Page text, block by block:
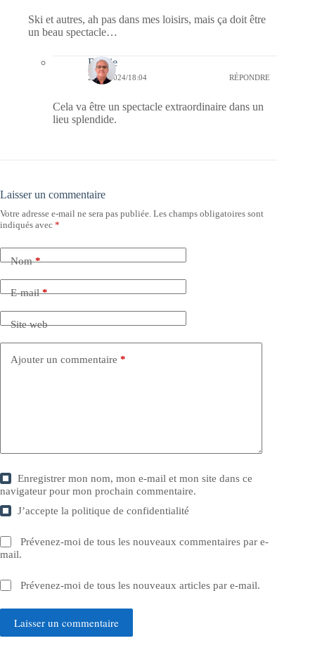
Ski et autres, ah pas dans mes loisirs, mais ça doit être
un beau spectacle…
Bernie
26/11/2024/18:04 RÉPONDRE
Cela va être un spectacle extraordinaire dans un
lieu splendide.
Laisser un commentaire
Votre adresse e-mail ne sera pas publiée. Les champs obligatoires sont
indiqués avec *
Nom*
E-mail*
Site web
Ajouter un commentaire *
Enregistrer mon nom, mon e-mail et mon site dans ce
navigateur pour mon prochain commentaire.
J’accepte lapolitique de confidentialité
Prévenez-moi de tous les nouveaux commentaires par e-
mail.
Prévenez-moi de tous les nouveaux articles par e-mail.
Laisser un commentaire